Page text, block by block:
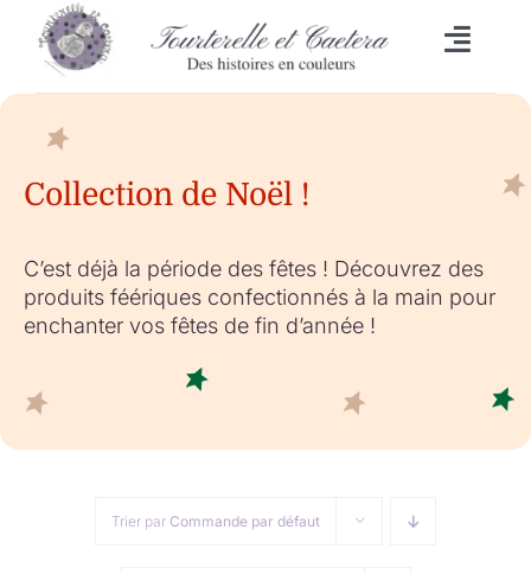
Passer
contenu
L’heure du bain
Bavoirs
Malle aux trésors
Collection de Noël
Collection de Noël !
C’est déjà la période des fêtes ! Découvrez des
produits féériques confectionnés à la main pour
enchanter vos fêtes de fin d’année !
Trier par Commande par défaut